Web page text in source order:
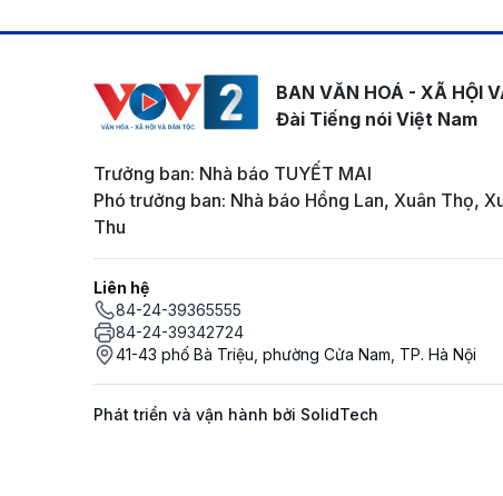
BAN VĂN HOÁ - XÃ HỘI
Đài Tiếng nói Việt Nam
Trưởng ban: Nhà báo TUYẾT MAI
Phó trưởng ban: Nhà báo Hồng Lan, Xuân Thọ,
Thu
Liên hệ
84-24-39365555
84-24-39342724
41-43 phố Bà Triệu, phường Cửa Nam, TP. Hà Nội
Phát triển và vận hành bởi SolidTech